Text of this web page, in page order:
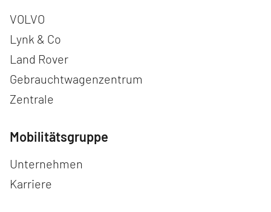
Navigation überspringen
VOLVO
Lynk & Co
Land Rover
Gebrauchtwagenzentrum
Zentrale
Mobilitätsgruppe
Navigation überspringen
Unternehmen
Karriere